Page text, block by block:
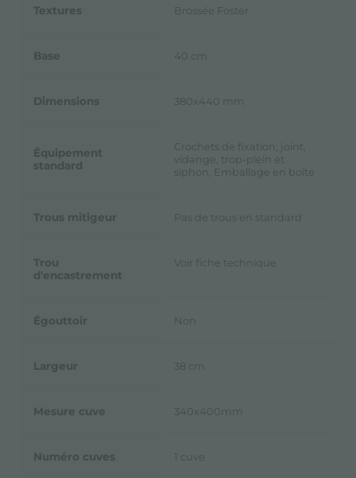
Textures Brossée Foster
Base 40 cm
Dimensions 380x440 mm
Équipement
standard
Crochets de fixation, joint,
vidange, trop-plein et
siphon, Emballage en boîte
Trous mitigeur Pas de trous en standard
Trou
d'encastrement
Voir fiche technique
Égouttoir Non
Largeur 38 cm
Mesure cuve 340x400mm
Numéro cuves 1 cuve